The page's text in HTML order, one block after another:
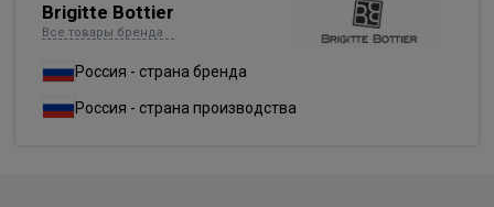
Brigitte Bottier
Все товары бренда
Россия - страна бренда
Россия - страна производства